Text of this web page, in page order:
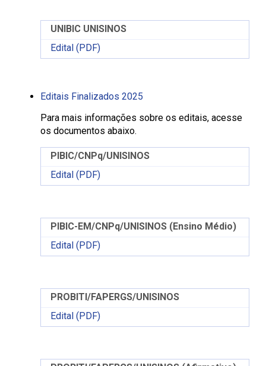
UNIBIC UNISINOS
Edital (PDF)
Editais Finalizados 2025
Para mais informações sobre os editais, acesse
os documentos abaixo.
PIBIC/CNPq/UNISINOS
Edital (PDF)
PIBIC-EM/CNPq/UNISINOS (Ensino Médio)
Edital (PDF)
PROBITI/FAPERGS/UNISINOS
Edital (PDF)